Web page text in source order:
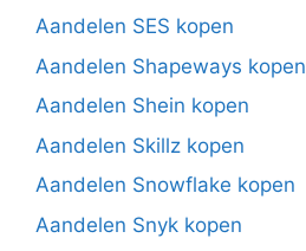
Aandelen SES kopen
Aandelen Shapeways kopen
Aandelen Shein kopen
Aandelen Skillz kopen
Aandelen Snowflake kopen
Aandelen Snyk kopen